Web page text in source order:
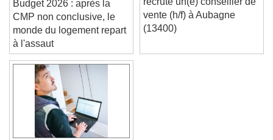
Text Edge Style
Font Family
Reset
Done
Close Modal Dialog
Budget 2026 : après la
CMP non conclusive, le
monde du logement repart
à l'assaut
recrute un(e) conseiller de
vente (h/f) à Aubagne